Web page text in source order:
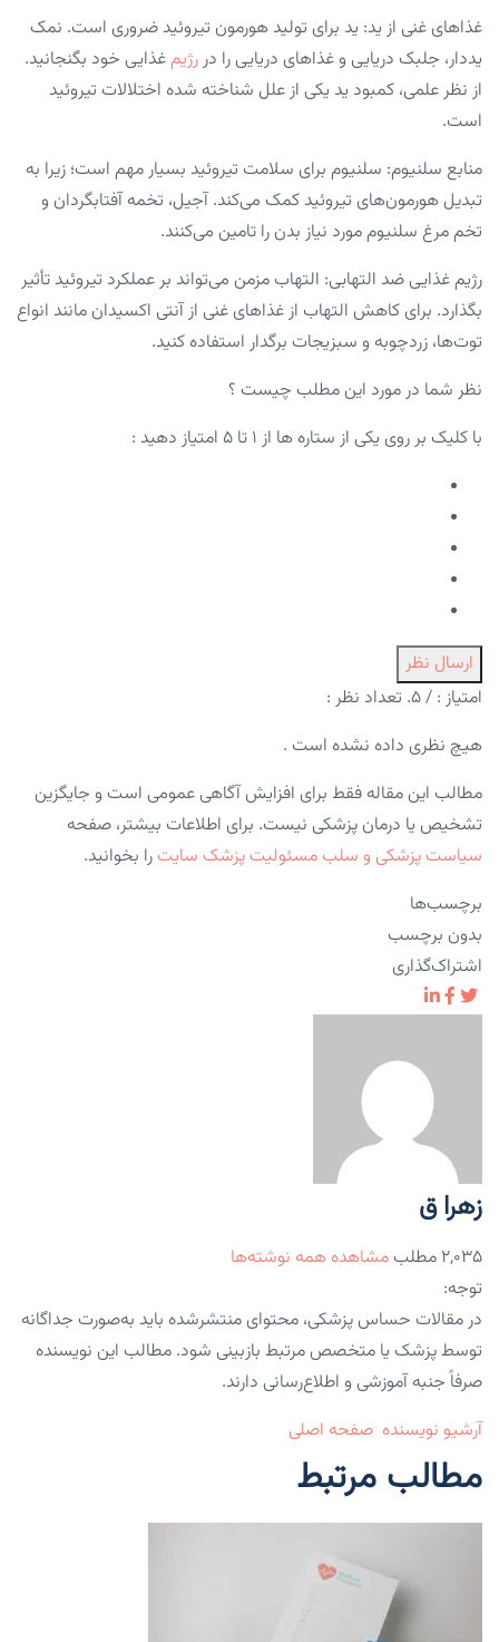
غذاهای غنی از ید: ید برای تولید هورمون تیروئید ضروری است. نمک
یددار، جلبک دریایی و غذاهای دریایی را دررژیم غذایی خود بگنجانید.
از نظر علمی، کمبود ید یکی از علل شناخته شده اختلالات تیروئید
است.
منابع سلنیوم: سلنیوم برای سلامت تیروئید بسیار مهم است؛ زیرا به
تبدیل هورمون‌های تیروئید کمک می‌کند. آجیل، تخمه آفتابگردان و
تخم مرغ سلنیوم مورد نیاز بدن را تامین می‌کنند.
رژیم غذایی ضد التهابی: التهاب مزمن می‌تواند بر عملکرد تیروئید تأثیر
بگذارد. برای کاهش التهاب از غذاهای غنی از آنتی اکسیدان مانند انواع
توت‌ها، زردچوبه و سبزیجات برگدار استفاده کنید.
نظر شما در مورد این مطلب چیست ؟
با کلیک بر روی یکی از ستاره ها از ۱ تا ۵ امتیاز دهید :
ارسال نظر
امتیاز : / ۵. تعداد نظر :
هیچ نظری داده نشده است .
مطالب این مقاله فقط برای افزایش آگاهی عمومی است و جایگزین
تشخیص یا درمان پزشکی نیست. برای اطلاعات بیشتر، صفحه
سیاست پزشکی و سلب مسئولیت پزشک سایت را بخوانید.
برچسب‌ها
بدون برچسب
اشتراک‌گذاری
زهرا ق
۲,۰۳۵ مطلب
مشاهده همه نوشته‌ها
توجه:
در مقالات حساس پزشکی، محتوای منتشرشده باید به‌صورت جداگانه
توسط پزشک یا متخصص مرتبط بازبینی شود. مطالب این نویسنده
صرفاً جنبه آموزشی و اطلاع‌رسانی دارند.
آرشیو نویسنده صفحه اصلی
مطالب مرتبط